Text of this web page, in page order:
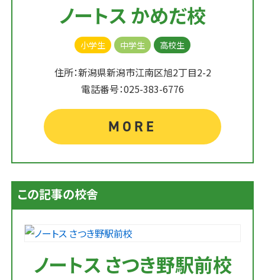
ノートス かめだ校
小学生 中学生 高校生
住所：新潟県新潟市江南区旭2丁目2-2
電話番号：025-383-6776
MORE
この記事の校舎
ノートス さつき野駅前校